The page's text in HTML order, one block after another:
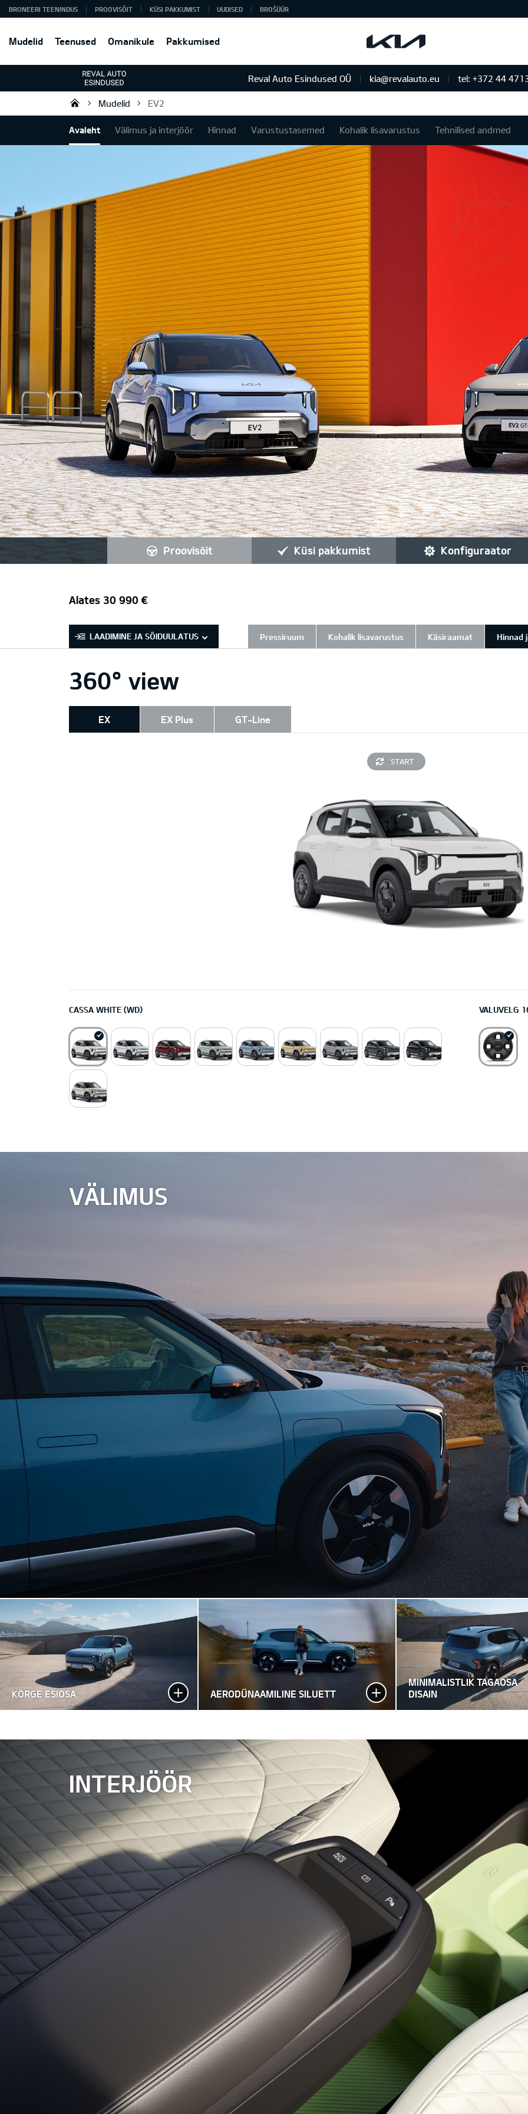
Mudelid Teenused Omanikule Pakkumised
BRONEERI TEENINDUS PROOVISÕIT KÜSI PAKKUMIST UUDISED BROŠÜÜR
Reval Auto Esindused OÜ kia@revalauto.eu tel: +372 44
Reval Auto Esindused OÜ
Mudelid EV2
Avaleht Välimus ja interjöör Hinnad Varustustasemed Kohalik lisavarustus Tehnilised andmed
proovisõit küsi pakkumist konfiguraator
Alates 30 990 €
LAADIMINE JA SÕIDUULATUS Hinnad
Käsiraamat
Kohalik lisavarustus
Pressiruum
360° view
EX EX Plus GT-Line
START
CASSA WHITE (WD) VALUVELG
VÄLIMUS
KÕRGE ESIOSA AERODÜNAAMILINE SILUETT
MINIMALISTLIK TAGAOSA
DISAIN
INTERJÖÖR